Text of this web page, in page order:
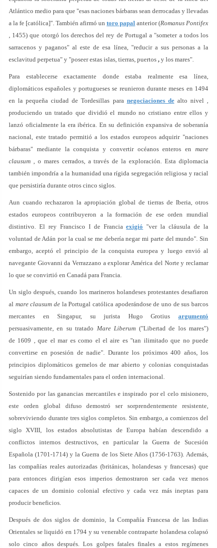
Atlántico medio para que "esas naciones bárbaras sean derrocadas y llevadas
a la fe [católica]". También afirmó un toro papal anterior (Romanus Pontifex
, 1455) que otorgó los derechos del rey de Portugal a "someter a todos los
sarracenos y paganos" al este de esa línea, "reducir a sus personas a la
esclavitud perpetua" y "poseer estas islas, tierras, puertos , y los mares".
Para establecerse exactamente donde estaba realmente esa línea,
diplomáticos españoles y portugueses se reunieron durante meses en 1494
en la pequeña ciudad de Tordesillas para negociaciones dealto nivel ,
produciendo un tratado que dividió el mundo no cristiano entre ellos y
lanzó oficialmente la era ibérica. En su definición expansiva de soberanía
nacional, este tratado permitió a los estados europeos adquirir "naciones
bárbaras" mediante la conquista y convertir océanos enteros en mare
clausum , o mares cerrados, a través de la exploración. Esta diplomacia
también impondría a la humanidad una rígida segregación religiosa y racial
que persistiría durante otros cinco siglos.
Aun cuando rechazaron la apropiación global de tierras de Iberia, otros
estados europeos contribuyeron a la formación de ese orden mundial
distintivo. El rey Francisco I de Franciaexigió "ver la cláusula de la
voluntad de Adán por la cual se me debería negar mi parte del mundo". Sin
embargo, aceptó el principio de la conquista europea y luego envió al
navegante Giovanni da Verrazzano a explorar América del Norte y reclamar
lo que se convirtió en Canadá para Francia.
Un siglo después, cuando los marineros holandeses protestantes desafiaron
al mare clausum de la Portugal católica apoderándose de uno de sus barcos
mercantes en Singapur, su jurista Hugo Grotius argumentó
persuasivamente, en su tratado Mare Liberum ("Libertad de los mares")
de 1609 , que el mar es como el el aire es "tan ilimitado que no puede
convertirse en posesión de nadie". Durante los próximos 400 años, los
principios diplomáticos gemelos de mar abierto y colonias conquistadas
seguirían siendo fundamentales para el orden internacional.
Sostenido por las ganancias mercantiles e inspirado por el celo misionero,
este orden global difuso demostró ser sorprendentemente resistente,
sobreviviendo durante tres siglos completos. Sin embargo, a comienzos del
siglo XVIII, los estados absolutistas de Europa habían descendido a
conflictos internos destructivos, en particular la Guerra de Sucesión
Española (1701-1714) y la Guerra de los Siete Años (1756-1763). Además,
las compañías reales autorizadas (británicas, holandesas y francesas) que
para entonces dirigían esos imperios demostraron ser cada vez menos
capaces de un dominio colonial efectivo y cada vez más ineptas para
producir beneficios.
Después de dos siglos de dominio, la Compañía Francesa de las Indias
Orientales se liquidó en 1794 y su venerable contraparte holandesa colapsó
solo cinco años después. Los golpes fatales finales a estos regímenes